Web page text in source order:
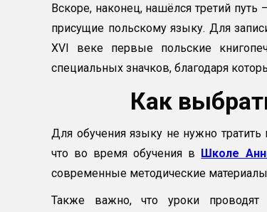
Вскоре, наконец, нашёлся третий
присущие польскому языку. Для
XVI веке первые польские
специальных значков, благодаря
Как
Для обучения языку не нужно
что во время обучения в Школе
современные методические
Также важно, что уроки